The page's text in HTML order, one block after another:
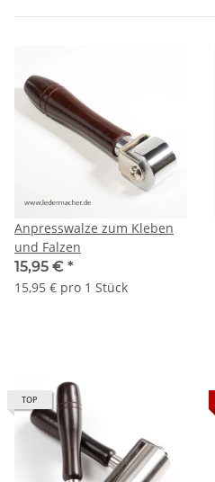
Anpresswalze zum Kleben
und Falzen
15,95 € *
15,95 € pro 1 Stück
TOP